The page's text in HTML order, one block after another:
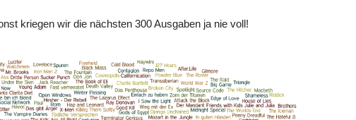
kriegen wir die nächsten 300 Ausgaben ja nie voll!